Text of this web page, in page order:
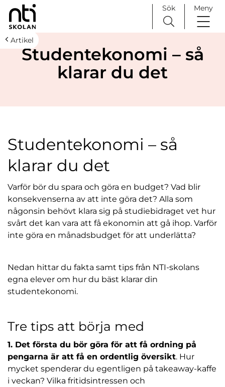
H
o
Huvudnavigation
Sök Meny
Artikel
Studentekonomi – så
klarar du det
Studentekonomi – så
klarar du det
Varför bör du spara och göra en budget? Vad blir
konsekvenserna av att inte göra det? Alla som
någonsin behövt klara sig på studiebidraget vet hur
svårt det kan vara att få ekonomin att gå ihop. Varför
inte göra en månadsbudget för att underlätta?
Nedan hittar du fakta samt tips från NTI-skolans
egna elever om hur du bäst klarar din
studentekonomi.
Tre tips att börja med
1. Det första du bör göra för att få ordning på
pengarna är att få en ordentlig översikt. Hur
mycket spenderar du egentligen på takeaway-kaffe
i veckan? Vilka fritidsintressen och